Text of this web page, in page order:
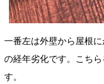
一番左は外壁から屋根
の経年劣化です。こち
す。